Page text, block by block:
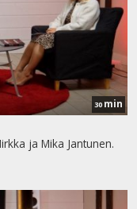
30 min
ja Mika Jantunen.